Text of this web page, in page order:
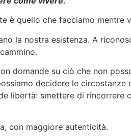
è quello che facciamo mentre
la nostra esistenza. A
domande su ciò che non
decidere le circostanze
libertà: smettere di rincorrere
con maggiore autenticità.